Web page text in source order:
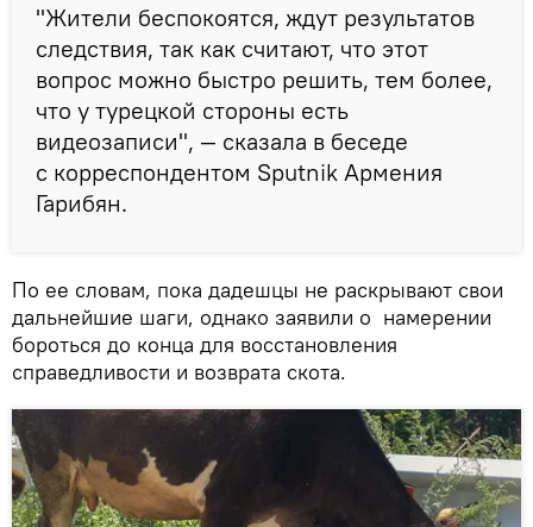
"Жители беспокоятся, ждут результатов
следствия, так как считают, что этот
вопрос можно быстро решить, тем более,
что у турецкой стороны есть
видеозаписи", — сказала в беседе
с корреспондентом Sputnik Армения
Гарибян.
По ее словам, пока дадешцы не раскрывают свои
дальнейшие шаги, однако заявили о намерении
бороться до конца для восстановления
справедливости и возврата скота.